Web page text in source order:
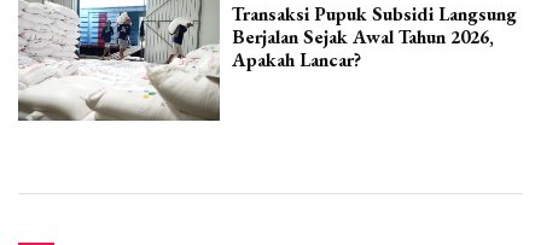
Transaksi Pupuk Subsidi Langsung
Berjalan Sejak Awal Tahun 2026,
Apakah Lancar?